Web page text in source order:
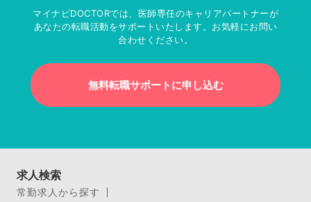
マイナビDOCTORでは、医師専任のキャリアパートナーが
あなたの転職活動をサポートいたします。お気軽にお問い
合わせください。
無料転職サポートに申し込む
求人検索
常勤求人から探す